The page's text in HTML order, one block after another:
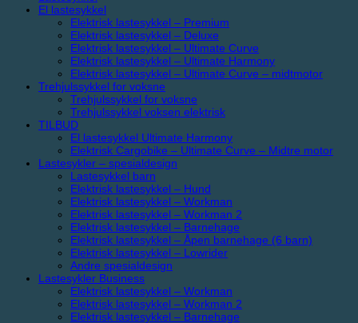
El lastesykkel
Elektrisk lastesykkel – Premium
Elektrisk lastesykkel – Deluxe
Elektrisk lastesykkel – Ultimate Curve
Elektrisk lastesykkel – Ultimate Harmony
Elektrisk lastesykkel – Ultimate Curve – midtmotor
Trehjulssykkel for voksne
Trehjulssykkel for voksne
Trehjulssykkel voksen elektrisk
TILBUD
El lastesykkel Ultimate Harmony
Elektrisk Cargobike – Ultimate Curve – Midtre motor
Lastesykler – spesialdesign
Lastesykkel barn
Elektrisk lastesykkel – Hund
Elektrisk lastesykkel – Workman
Elektrisk lastesykkel – Workman 2
Elektrisk lastesykkel – Barnehage
Elektrisk lastesykkel – Åpen barnehage (6 barn)
Elektrisk lastesykkel – Lowrider
Andre spesialdesign
Lastesykler Business
Elektrisk lastesykkel – Workman
Elektrisk lastesykkel – Workman 2
Elektrisk lastesykkel – Barnehage